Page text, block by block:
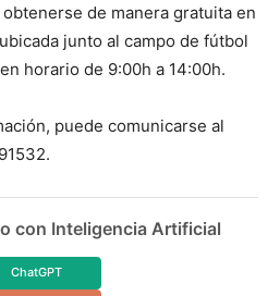
de manera gratuita en
junto al campo de fútbol
horario de 9:00h a 14:00h.
puede comunicarse al
.
con Inteligencia Artificial
ChatGPT